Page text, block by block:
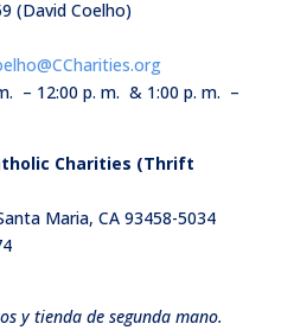
(David Coelho)
– 12:00 p. m. & 1:00 p. m. –
Charities (Thrift
Maria, CA 93458-5034
y tienda de segunda mano.